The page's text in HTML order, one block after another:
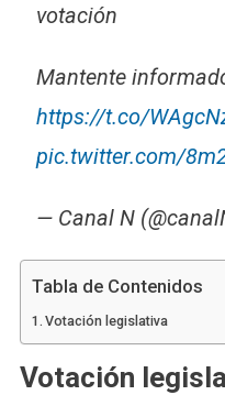
votación
Mantente
https://t.co/
pic.twitter.com/
— Canal N
Tabla de Contenidos
Votación legislativa
Votación